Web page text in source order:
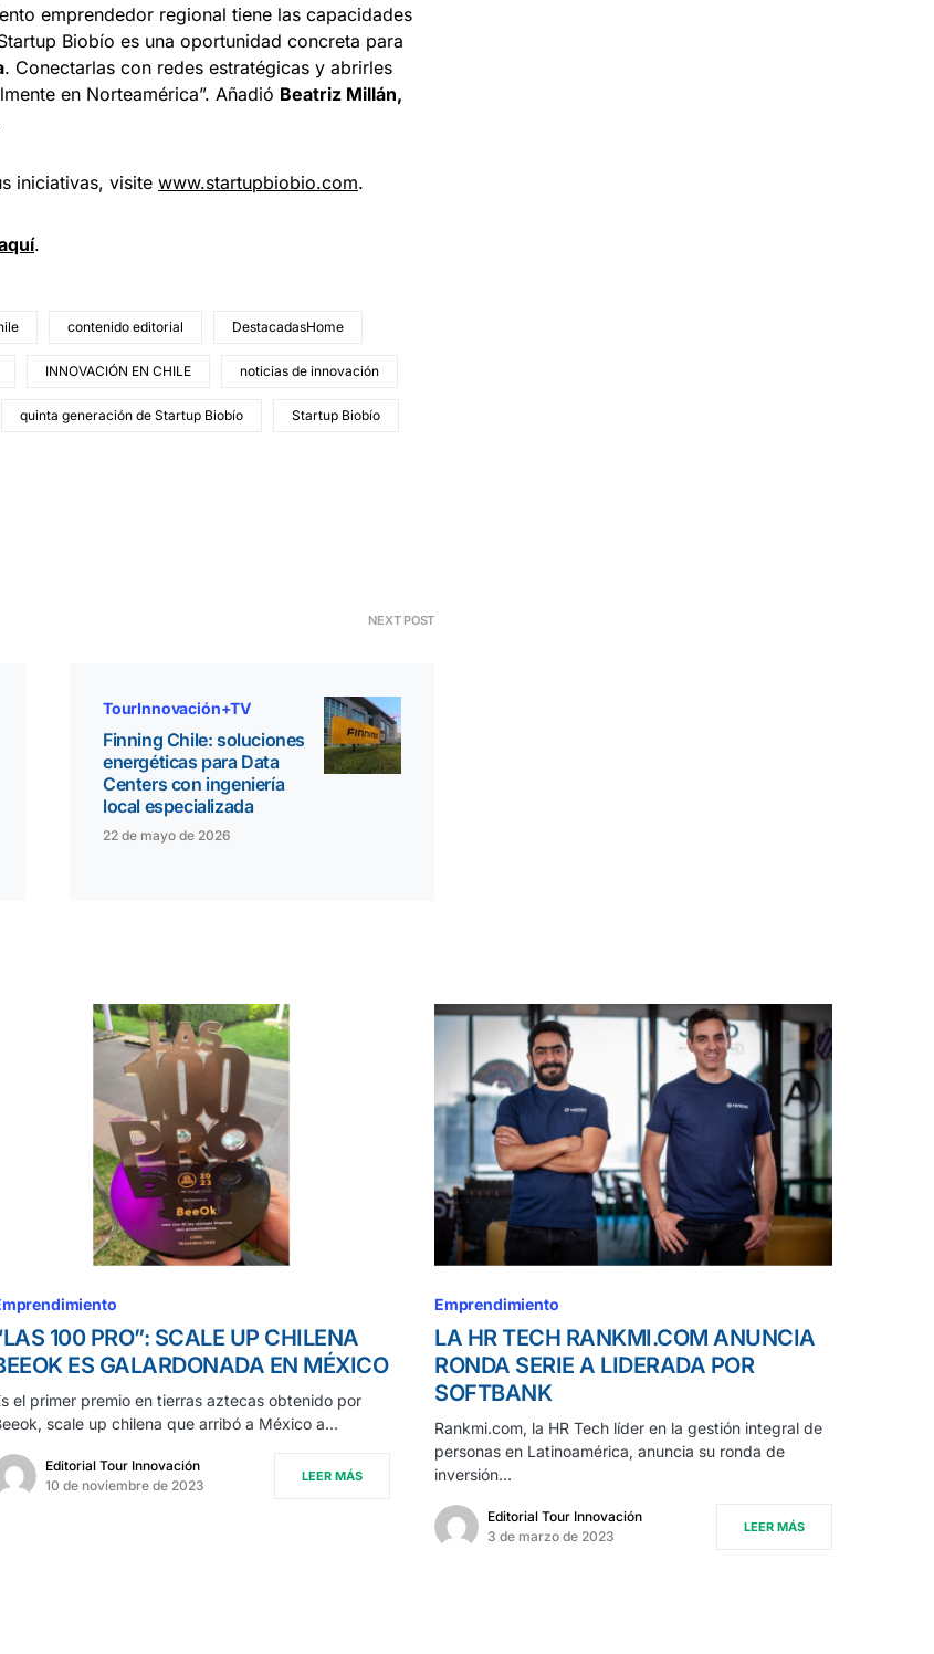
emprendedor regional tiene las capacidades
Biobío es una oportunidad concreta para
. Conectarlas con redes estratégicas y abrirles
en Norteamérica”. Añadió Beatriz Millán,
iniciativas, visite www.startupbiobio.com.
quí.
contenido editorial DestacadasHome
INNOVACIÓN EN CHILE noticias de innovación
quinta generación de Startup Biobío Startup Biobío
NEXT POST
TourInnovación+TV
Finning Chile: soluciones
energéticas para Data
Centers con ingeniería
local especializada
22 de mayo de 2026
100 PRO”: SCALE UP CHILENA
ES GALARDONADA EN MÉXICO
el primer premio en tierras aztecas obtenido por
scale up chilena que arribó a México a…
Editorial Tour Innovación
10 de noviembre de 2023
LEER MÁS
Emprendimiento
LA HR TECH RANKMI.COM ANUNCIA
RONDA SERIE A LIDERADA POR
SOFTBANK
Rankmi.com, la HR Tech líder en la gestión integral de
personas en Latinoamérica, anuncia su ronda de
inversión…
Editorial Tour Innovación
3 de marzo de 2023
LEER MÁS